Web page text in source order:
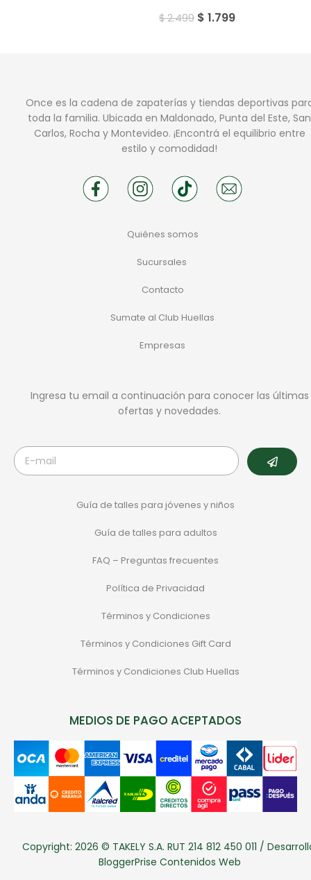
$2.499 $ 1.799
Once es la cadena de zapaterías y tiendas deportivas
toda la familia. Ubicada en Maldonado, Punta del Este, San
Carlos, Rocha y Montevideo. ¡Encontrá el equilibrio entre
estilo y comodidad!
Quiénes somos
Sucursales
Contacto
Sumate al Club Huellas
Empresas
Ingresa tu email a continuación para conocer las últimas
ofertas y novedades.
Guía de talles para jóvenes y niños
Guía de talles para adultos
FAQ – Preguntas frecuentes
Política de Privacidad
Términos y Condiciones
Términos y Condiciones Gift Card
Términos y Condiciones Club Huellas
MEDIOS DE PAGO ACEPTADOS
Copyright: 2026 © TAKELY S.A. RUT 214 812 450 011 /
BloggerPrise Contenidos Web